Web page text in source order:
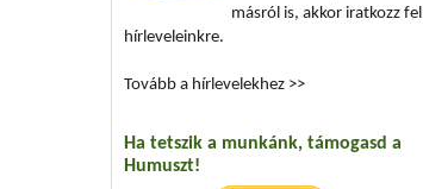
másról is, akkor iratkozz fel
hírleveleinkre.
Tovább a hírlevelekhez >>
Ha tetszik a munkánk, támogasd a
Humuszt!